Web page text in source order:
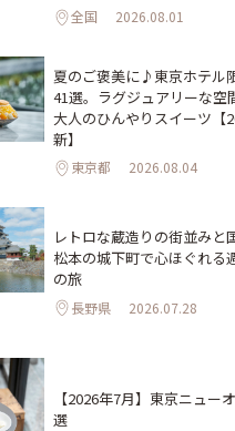
全国 2026.08.01
夏のご褒美に♪東京ホテル
41選。ラグジュアリーな空
大人のひんやりスイーツ【
新】
東京都 2026.08.04
レトロな蔵造りの街並みと
松本の城下町で心ほぐれる
の旅
長野県 2026.07.28
【2026年7月】東京ニュー
選